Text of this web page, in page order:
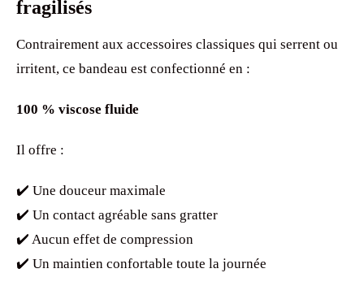
fragilisés
Contrairement aux accessoires classiques qui serrent ou
irritent, ce bandeau est confectionné en :
100 % viscose fluide
Il offre :
✔️ Une douceur maximale
✔️ Un contact agréable sans gratter
✔️ Aucun effet de compression
✔️ Un maintien confortable toute la journée